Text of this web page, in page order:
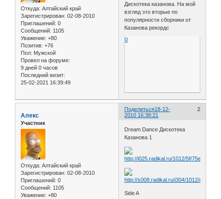
Откуда: Алтайский край
Зарегистрирован: 02-08-2010
Приглашений: 0
Сообщений: 1105
Уважение: +80
Позитив: +76
Пол: Мужской
Провел на форуме:
9 дней 0 часов
Последний визит:
25-02-2021 16:39:49
Дискотека казанова. На мой
взгляд это вторые по
популярности сборники от
Казанова рекордс
0
Поделиться 2
18-12-
2010 16:38:21
Алекс
Участник
Откуда: Алтайский край
Зарегистрирован: 02-08-2010
Приглашений: 0
Сообщений: 1105
Уважение: +80
Dream Dance Дискотека
Казанова 1
Side A